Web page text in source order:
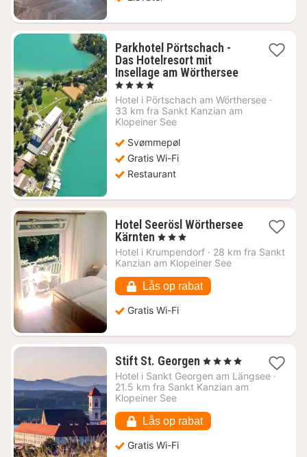
Parkhotel Pörtschach -
Das Hotelresort mit
Insellage am Wörthersee1
fra
2375
, 4 Stjerner
Hotel i Pörtschach am Wörthersee ·
33 km fra Sankt Kanzian am
Klopeiner See
Svømmepøl
Gratis Wi-Fi
Restaurant
Hotel Seerösl Wörthersee
Kärnten 1
nat
fra
kr.
, 3 Stjerner
Hotel i Krumpendorf · 28 km fra Sankt
Kanzian am Klopeiner See
Lås op rabat
Gratis Wi-Fi
Stift St. Georgen 1
nat
fra
kr.
, 4 Stjerner
Hotel i Sankt Georgen am Längsee ·
21.5 km fra Sankt Kanzian am
Klopeiner See
Lås op rabat
Gratis Wi-Fi